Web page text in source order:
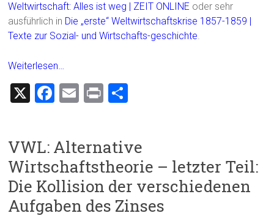
Weltwirtschaft: Alles ist weg | ZEIT ONLINE oder sehr
ausführlich in Die „erste“ Weltwirtschaftskrise 1857-1859 |
Texte zur Sozial- und Wirtschafts-geschichte.
Weiterlesen…
X
F
b
o
ok
E
l
Pr
n
VWL: Alternative
Wirtschaftstheorie – letzter Teil:
Die Kollision der verschiedenen
Aufgaben des Zinses